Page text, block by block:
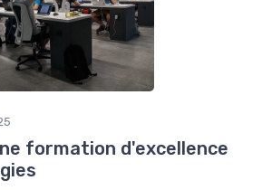
formation d'excellence